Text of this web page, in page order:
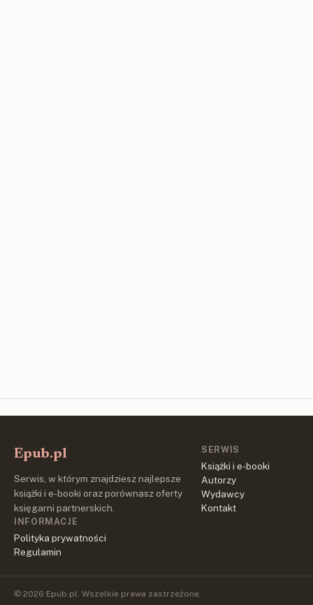
Epub.pl
Serwis, w którym znajdziesz najlepsze
książki i e-booki oraz porównasz oferty
księgarni partnerskich.
SERWIS
Książki i e-booki
Autorzy
Wydawcy
Kontakt
INFORMACJE
Polityka prywatności
Regulamin
© 2026 Epub.pl. Wszelkie prawa zastrzeżone.